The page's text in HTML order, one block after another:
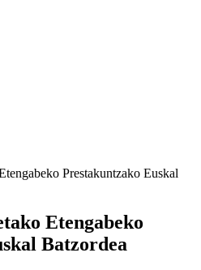
Prestakuntzako Euskal
Etengabeko
Batzordea